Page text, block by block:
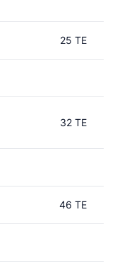
25 TE
32 TE
46 TE